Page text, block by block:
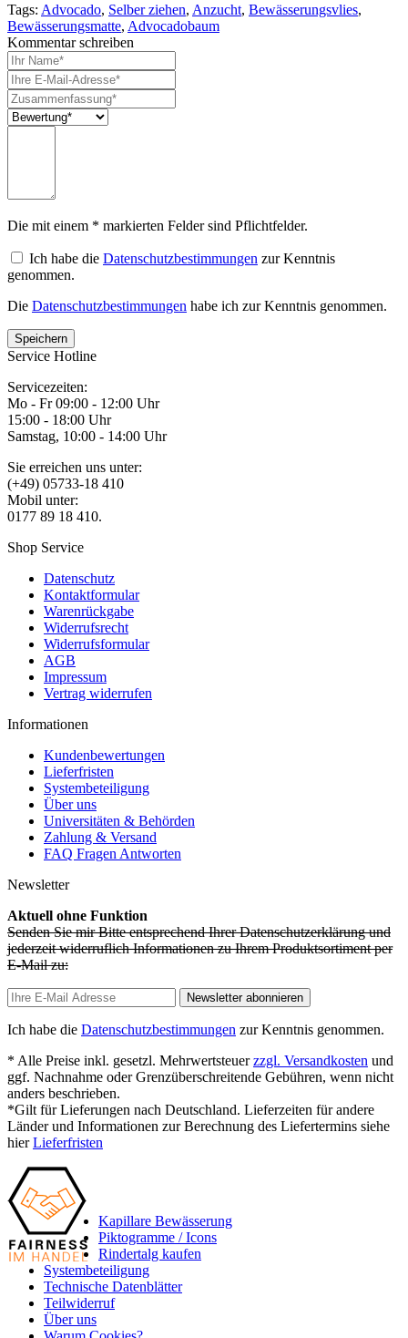
Tags: Advocado, Selber ziehen, Anzucht, Bewässerungsvlies,
Bewässerungsmatte, Advocadobaum
Kommentar schreiben
Die mit einem * markierten Felder sind Pflichtfelder.
Ich habe die Datenschutzbestimmungen zur Kenntnis
genommen.
Die Datenschutzbestimmungen habe ich zur Kenntnis genommen.
Service Hotline
Servicezeiten:
Mo - Fr 09:00 - 12:00 Uhr
15:00 - 18:00 Uhr
Samstag, 10:00 - 14:00 Uhr
Sie erreichen uns unter:
(+49) 05733-18 410
Mobil unter:
0177 89 18 410.
Shop Service
Datenschutz
Kontaktformular
Warenrückgabe
Widerrufsrecht
Widerrufsformular
AGB
Impressum
Vertrag widerrufen
Informationen
Kundenbewertungen
Lieferfristen
Systembeteiligung
Über uns
Universitäten & Behörden
Zahlung & Versand
FAQ Fragen Antworten
Newsletter
Aktuell ohne Funktion
Senden Sie mir Bitte entsprechend Ihrer Datenschutzerklärung und
jederzeit widerruflich Informationen zu Ihrem Produktsortiment per
E-Mail zu:
Newsletter abonnieren
Ich habe die Datenschutzbestimmungen zur Kenntnis genommen.
* Alle Preise inkl. gesetzl. Mehrwertsteuerzzgl. Versandkosten und
ggf. Nachnahme oder Grenzüberschreitende Gebühren, wenn nicht
anders beschrieben.
*Gilt für Lieferungen nach Deutschland. Lieferzeiten für andere
Länder und Informationen zur Berechnung des Liefertermins siehe
hierLieferfristen
Kapillare Bewässerung
Piktogramme / Icons
Rindertalg kaufen
Systembeteiligung
Technische Datenblätter
Teilwiderruf
Über uns